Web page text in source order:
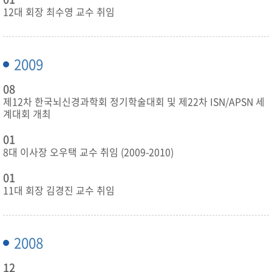
12대 회장 최수영 교수 취임
2009
08
제12차 한국뇌신경과학회 정기학술대회 및 제22차 ISN/APSN 세
계대회 개최
01
8대 이사장 오우택 교수 취임 (2009-2010)
01
11대 회장 김경진 교수 취임
2008
12